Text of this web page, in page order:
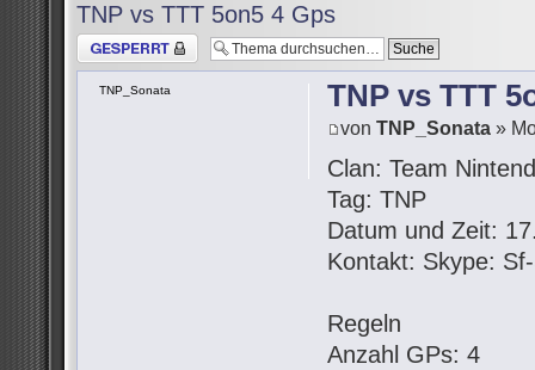
TNP vs TTT 5on5 4 Gps
Thema gesperrt
TNP vs TTT
vonTNP_Sonata »
Clan: Team
Tag: TNP
Datum und Zeit:
Kontakt: Skype:
Regeln
Anzahl GPs: 4
TNP_Sonata